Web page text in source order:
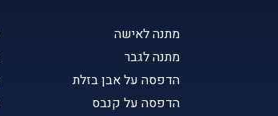
מתנה לאישה
מתנה לגבר
הדפסה על אבן בזלת
הדפסה על קנבס